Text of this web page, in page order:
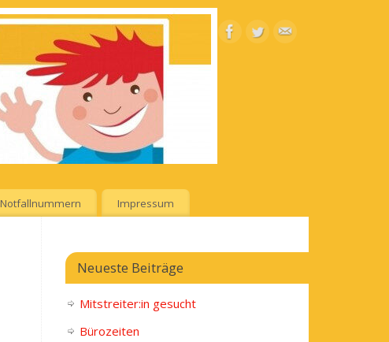
Notfallnummern Impressum
Neueste Beiträge
Mitstreiter:in gesucht
Bürozeiten